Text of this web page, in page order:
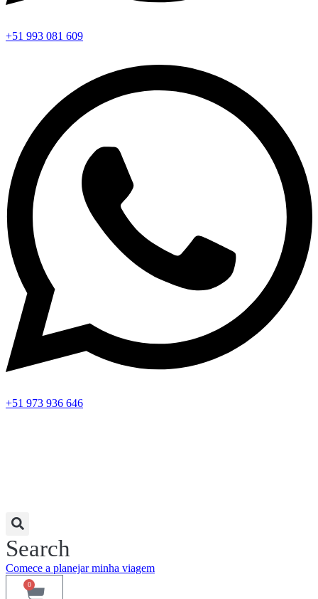
+51 993 081 609
+51 973 936 646
Search
Comece a planejar minha viagem
0